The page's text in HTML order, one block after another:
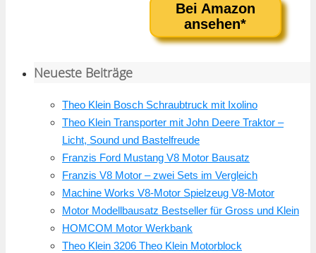
Bei Amazon
ansehen*
Neueste Beiträge
Theo Klein Bosch Schraubtruck mit Ixolino
Theo Klein Transporter mit John Deere Traktor –
Licht, Sound und Bastelfreude
Franzis Ford Mustang V8 Motor Bausatz
Franzis V8 Motor – zwei Sets im Vergleich
Machine Works V8-Motor Spielzeug V8-Motor
Motor Modellbausatz Bestseller für Gross und Klein
HOMCOM Motor Werkbank
Theo Klein 3206 Theo Klein Motorblock